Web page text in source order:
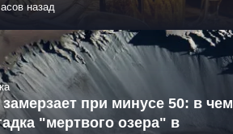
назад
при минусе 50: в чем
"мертвого озера" в